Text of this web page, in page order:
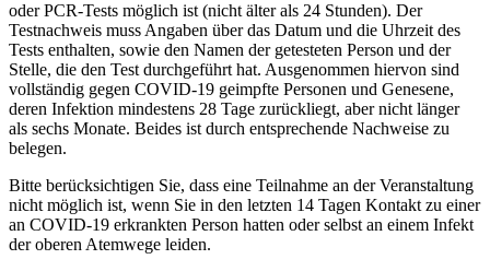
oder PCR-Tests möglich ist (nicht älter als 24 Stunden). Der
Testnachweis muss Angaben über das Datum und die Uhrzeit des
Tests enthalten, sowie den Namen der getesteten Person und der
Stelle, die den Test durchgeführt hat. Ausgenommen hiervon sind
vollständig gegen COVID-19 geimpfte Personen und Genesene,
deren Infektion mindestens 28 Tage zurückliegt, aber nicht länger
als sechs Monate. Beides ist durch entsprechende Nachweise zu
belegen.
Bitte berücksichtigen Sie, dass eine Teilnahme an der Veranstaltung
nicht möglich ist, wenn Sie in den letzten 14 Tagen Kontakt zu einer
an COVID-19 erkrankten Person hatten oder selbst an einem Infekt
der oberen Atemwege leiden.